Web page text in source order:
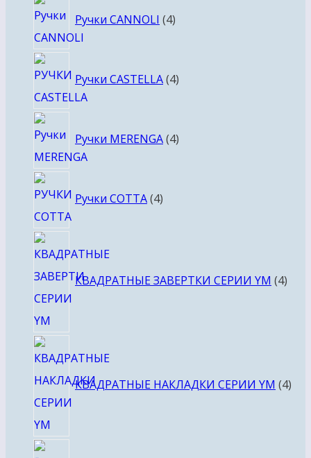
Ручки CANNOLI 4товара
Ручки CASTELLA 4товара
Ручки MERENGA 4товара
Ручки COTTA 4товара
КВАДРАТНЫЕ ЗАВЕРТКИ СЕРИИ YM 4
КВАДРАТНЫЕ НАКЛАДКИ СЕРИИ YM 4